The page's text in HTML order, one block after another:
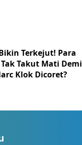
Terkejut! Para
Takut Mati Demi
Klok Dicoret?